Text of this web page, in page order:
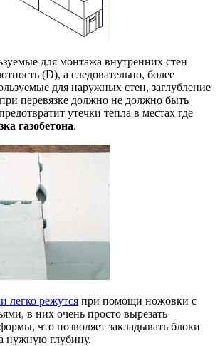
для монтажа внутренних стен
(D), а следовательно, более
для наружных стен, заглубление
перевязке должно не должно быть
утечки тепла в местах где
газобетона.
легко режутся при помощи ножовки с
в них очень просто вырезать
что позволяет закладывать блоки
нужную глубину.